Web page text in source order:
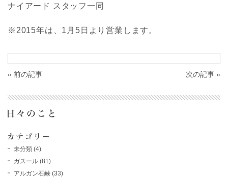
ナイアード スタッフ一同
※2015年は、1月5日より営業します。
« 前の記事 次の記事 »
未分類 (4)
ガスール (81)
アルガン石鹸 (33)